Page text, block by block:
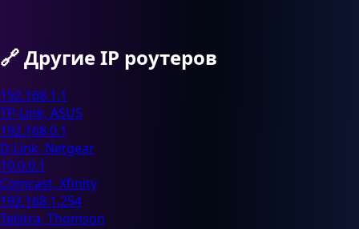
🔗Другие IP роутеров
192.168.1.1
TP-Link, ASUS
192.168.0.1
D-Link, Netgear
10.0.0.1
Comcast, Xfinity
192.168.1.254
Telstra, Thomson